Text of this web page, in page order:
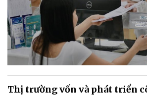
Thị trường vốn và phát triển